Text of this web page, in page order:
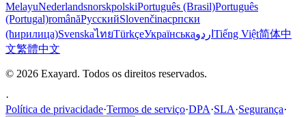
MelayuNederlandsnorskpolskiPortuguês (Brasil)Português
(Portugal)românăРусскийSlovenčinaсрпски
(ћирилица)SvenskaไทยTürkçeУкраїнськаاردو Tiếng Việt简体中
文繁體中文
© 2026 Exayard. Todos os direitos reservados.
·
Política de privacidade·Termos de serviço·DPA·SLA·Segurança·